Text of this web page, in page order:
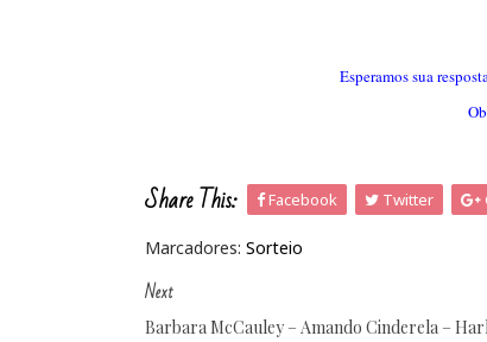
Esperamos sua
Share This: Facebook Twitter
Marcadores: Sorteio
Next
Barbara McCauley – Amando Cinderela –